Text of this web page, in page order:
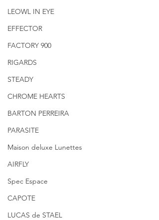
LEOWL IN EYE
EFFECTOR
FACTORY 900
RIGARDS
STEADY
CHROME HEARTS
BARTON PERREIRA
PARASITE
Maison deluxe Lunettes
AIRFLY
Spec Espace
CAPOTE
LUCAS de STAEL